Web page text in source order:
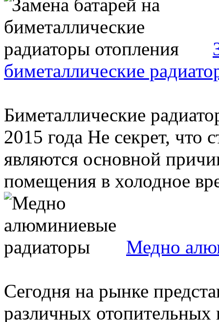
биметаллические
Биметаллические
2015 года Не секрет, что
являются основной
помещения в холодное
Медно
Сегодня на рынке
различных